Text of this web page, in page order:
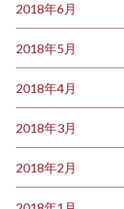
2018年6月
2018年5月
2018年4月
2018年3月
2018年2月